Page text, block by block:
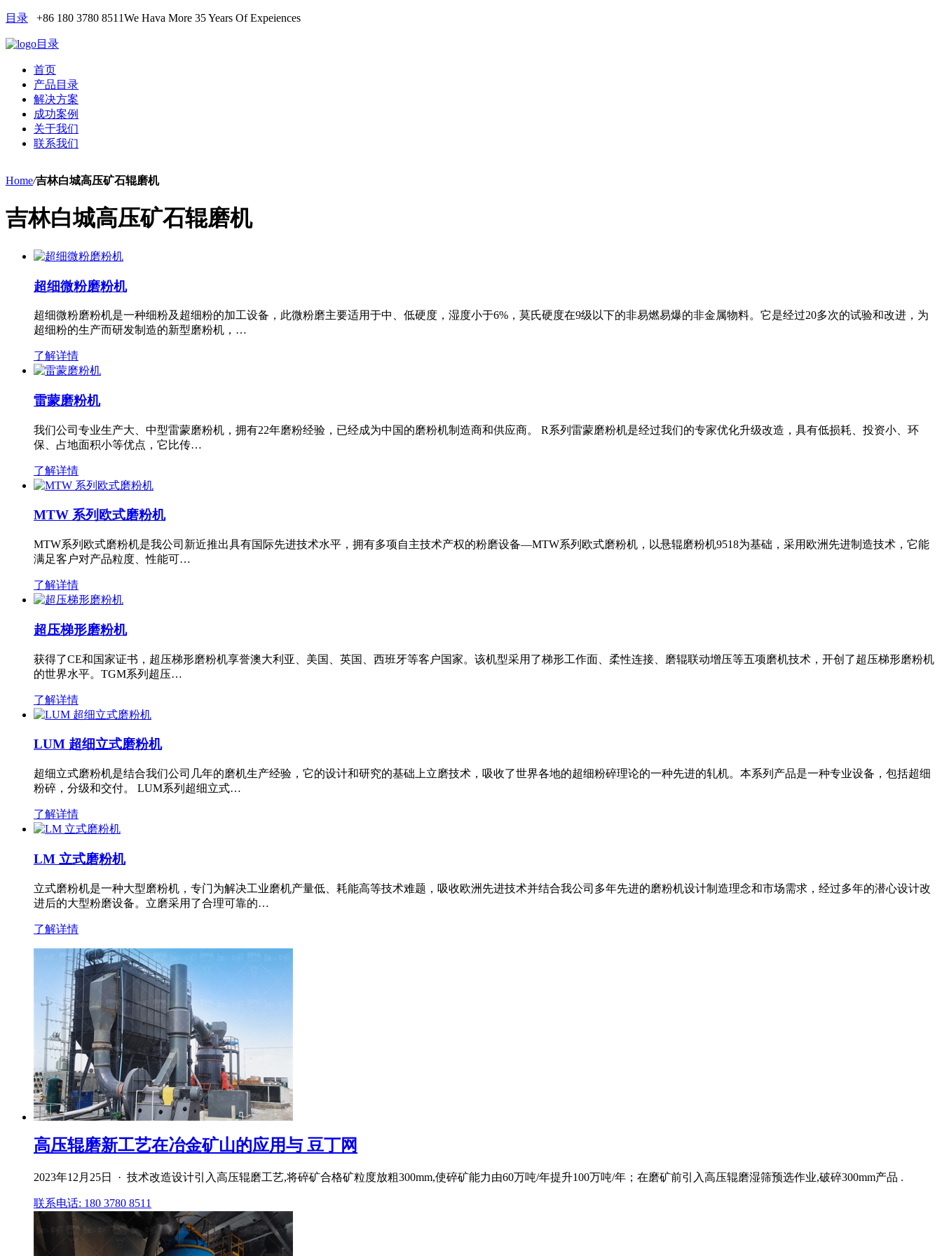
目录 +86 180 3780 8511We Hava More 35 Years Of Expeiences
目录
首页
产品目录
解决方案
成功案例
关于我们
联系我们
Home/吉林白城高压矿石辊磨机
吉林白城高压矿石辊磨机
超细微粉磨粉机
超细微粉磨粉机是一种细粉及超细粉的加工设备，此微粉磨主要适用于中、低硬度，湿度小于6%，莫氏硬度在9级以下的非易燃易爆的非金属物料。它是经过20多次的试验和改进，为
超细粉的生产而研发制造的新型磨粉机，…
了解详情
雷蒙磨粉机
我们公司专业生产大、中型雷蒙磨粉机，拥有22年磨粉经验，已经成为中国的磨粉机制造商和供应商。 R系列雷蒙磨粉机是经过我们的专家优化升级改造，具有低损耗、投资小、环
保、占地面积小等优点，它比传…
了解详情
MTW 系列欧式磨粉机
MTW系列欧式磨粉机是我公司新近推出具有国际先进技术水平，拥有多项自主技术产权的粉磨设备—MTW系列欧式磨粉机，以悬辊磨粉机9518为基础，采用欧洲先进制造技术，它能
满足客户对产品粒度、性能可…
了解详情
超压梯形磨粉机
获得了CE和国家证书，超压梯形磨粉机享誉澳大利亚、美国、英国、西班牙等客户国家。该机型采用了梯形工作面、柔性连接、磨辊联动增压等五项磨机技术，开创了超压梯形磨粉机
的世界水平。TGM系列超压…
了解详情
LUM 超细立式磨粉机
超细立式磨粉机是结合我们公司几年的磨机生产经验，它的设计和研究的基础上立磨技术，吸收了世界各地的超细粉碎理论的一种先进的轧机。本系列产品是一种专业设备，包括超细
粉碎，分级和交付。 LUM系列超细立式…
了解详情
LM 立式磨粉机
立式磨粉机是一种大型磨粉机，专门为解决工业磨机产量低、耗能高等技术难题，吸收欧洲先进技术并结合我公司多年先进的磨粉机设计制造理念和市场需求，经过多年的潜心设计改
进后的大型粉磨设备。立磨采用了合理可靠的…
了解详情
高压辊磨新工艺在冶金矿山的应用与 豆丁网
2023年12月25日 · 技术改造设计引入高压辊磨工艺,将碎矿合格矿粒度放粗300mm,使碎矿能力由60万吨/年提升100万吨/年；在磨矿前引入高压辊磨湿筛预选作业,破碎300mm产品 .
联系电话: 180 3780 8511